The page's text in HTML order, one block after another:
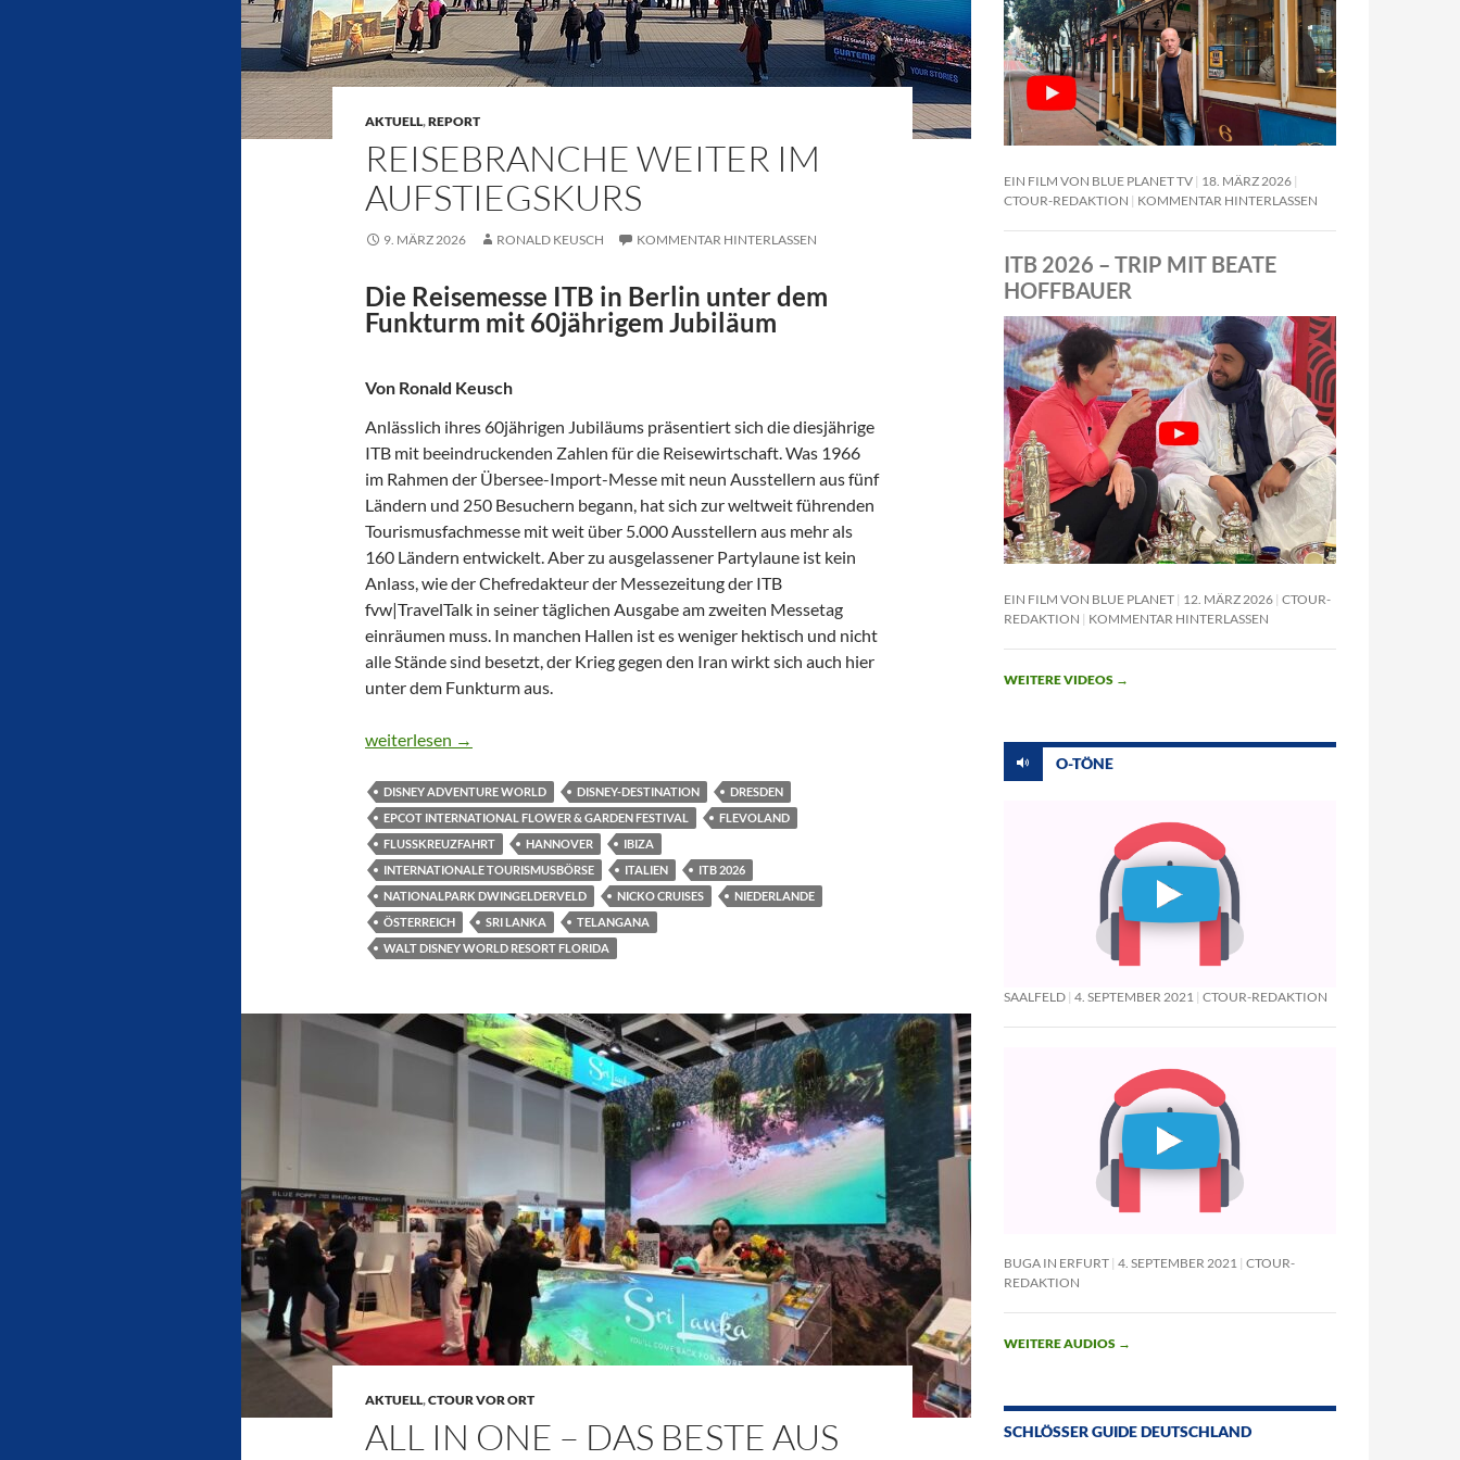
AKTUELL,REPORT
REISEBRANCHE WEITER IM
AUFSTIEGSKURS
9. MÄRZ 2026 RONALD KEUSCH KOMMENTAR HINTERLASSEN
Die Reisemesse ITB in Berlin unter dem
Funkturm mit 60jährigem Jubiläum
Von Ronald Keusch
Anlässlich ihres 60jährigen Jubiläums präsentiert sich die diesjährige
ITB mit beeindruckenden Zahlen für die Reisewirtschaft. Was 1966
im Rahmen der Übersee-Import-Messe mit neun Ausstellern aus fünf
Ländern und 250 Besuchern begann, hat sich zur weltweit führenden
Tourismusfachmesse mit weit über 5.000 Ausstellern aus mehr als
160 Ländern entwickelt. Aber zu ausgelassener Partylaune ist kein
Anlass, wie der Chefredakteur der Messezeitung der ITB
fvw|TravelTalk in seiner täglichen Ausgabe am zweiten Messetag
einräumen muss. In manchen Hallen ist es weniger hektisch und nicht
alle Stände sind besetzt, der Krieg gegen den Iran wirkt sich auch hier
unter dem Funkturm aus.
REISEBRANCHE WEITER IM AUFSTIEGSKURS
weiterlesen →
DISNEY ADVENTURE WORLD DISNEY-DESTINATION
DRESDEN
EPCOT INTERNATIONAL FLOWER & GARDEN FESTIVAL
FLEVOLAND
FLUSSKREUZFAHRT
HANNOVER
IBIZA
INTERNATIONALE TOURISMUSBÖRSE
ITALIEN
ITB 2026
NATIONALPARK DWINGELDERVELD
NICKO CRUISES
NIEDERLANDE
ÖSTERREICH
SRI LANKA
TELANGANA
WALT DISNEY WORLD RESORT FLORIDA
AKTUELL,CTOUR VOR ORT
ALL IN ONE – DAS BESTE AUS
EIN FILM VON BLUE PLANET TV 18. MÄRZ 2026
CTOUR-REDAKTION
KOMMENTAR HINTERLASSEN
ITB 2026 – TRIP MIT BEATE
HOFFBAUER
EIN FILM VON BLUE PLANET 12. MÄRZ 2026 CTOUR-
REDAKTION
KOMMENTAR HINTERLASSEN
WEITERE VIDEOS →
O-TÖNE
SAALFELD 4. SEPTEMBER 2021 CTOUR-REDAKTION
BUGA IN ERFURT 4. SEPTEMBER 2021
CTOUR-
REDAKTION
WEITERE AUDIOS →
SCHLÖSSER GUIDE DEUTSCHLAND